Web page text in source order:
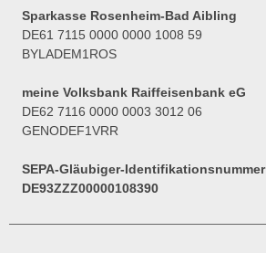
Sparkasse Rosenheim-Bad Aibling
DE61 7115 0000 0000 1008 59
BYLADEM1ROS
meine Volksbank Raiffeisenbank eG
DE62 7116 0000 0003 3012 06
GENODEF1VRR
SEPA-Gläubiger-Identifikationsnummer
DE93ZZZ00000108390